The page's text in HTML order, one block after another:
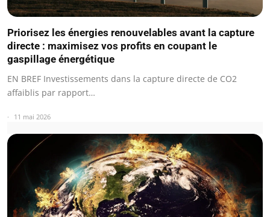
Priorisez les énergies renouvelables avant la capture
directe : maximisez vos profits en coupant le
gaspillage énergétique
EN BREF Investissements dans la capture directe de CO2
affaiblis par rapport…
11 mai 2026